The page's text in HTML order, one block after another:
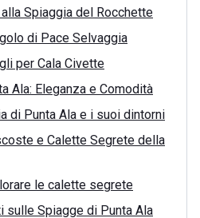
Spiaggia del Rocchette
di Pace Selvaggia
per Cala Civette
Ala: Eleganza e Comodità
di Punta Ala e i suoi dintorni
e Calette Segrete della
le calette segrete
sulle Spiagge di Punta Ala